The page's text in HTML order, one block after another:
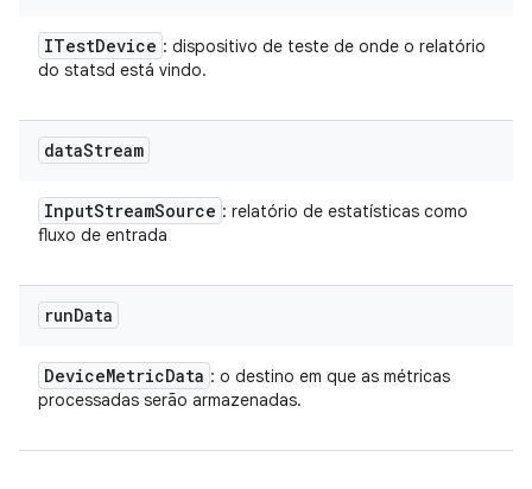
ITestDevice : dispositivo de teste de onde o relatório
do statsd está vindo.
dataStream
InputStreamSource : relatório de estatísticas como
fluxo de entrada
runData
DeviceMetricData : o destino em que as métricas
processadas serão armazenadas.